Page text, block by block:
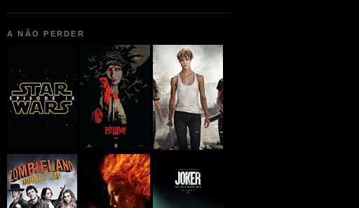
A NÃO PERDER